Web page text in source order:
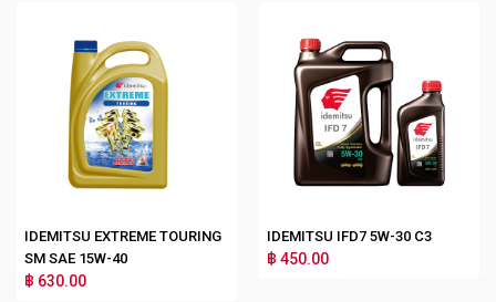
IDEMITSU EXTREME TOURING
SM SAE 15W-40
฿ 630.00
IDEMITSU IFD7 5W-30 C3
฿ 450.00